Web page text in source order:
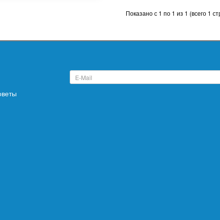
Показано с 1 по 1 из 1 (всего 1